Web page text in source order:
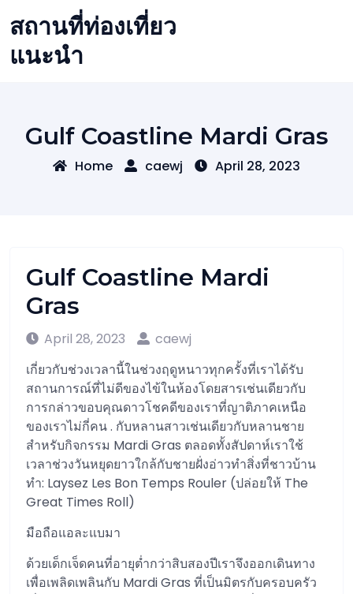
to
content
สถานที่ท่องเที่ยว
แนะนำ
Gulf Coastline Mardi Gras
Home caewj April 28, 2023
Gulf Coastline Mardi
Gras
April 28, 2023
caewj
เกี่ยวกับช่วงเวลานี้ในช่วงฤดูหนาวทุกครั้งที่เราได้รับ
สถานการณ์ที่ไม่ดีของไข้ในห้องโดยสารเช่นเดียวกับ
การกล่าวขอบคุณดาวโชคดีของเราที่ญาติภาคเหนือ
ของเราไม่กี่คน . กับหลานสาวเช่นเดียวกับหลานชาย
สำหรับกิจกรรม Mardi Gras ตลอดทั้งสัปดาห์เราใช้
เวลาช่วงวันหยุดยาวใกล้กับชายฝั่งอ่าวทำสิ่งที่ชาวบ้าน
ทำ: Laysez Les Bon Temps Rouler (ปล่อยให้ The
Great Times Roll)
มือถือแอละแบมา
ด้วยเด็กเจ็ดคนที่อายุต่ำกว่าสิบสองปีเราจึงออกเดินทาง
เพื่อเพลิดเพลินกับ Mardi Gras ที่เป็นมิตรกับครอบครัว